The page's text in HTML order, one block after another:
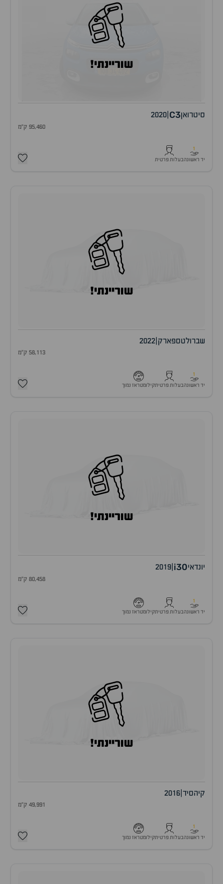
שוריינתי!
סיטרואןC3
2020
95,460 ק"מ
1
יד ראשונהבעלות פרטית
שוריינתי!
שברולטספארק 2022
58,113 ק"מ
1
יד ראשונהבעלות פרטיתקילומטראז נמוך
שוריינתי!
יונדאיi30
2019
80,458 ק"מ
1
יד ראשונהבעלות פרטיתקילומטראז נמוך
שוריינתי!
קיהסיד 2016
49,991 ק"מ
1
יד ראשונהבעלות פרטיתקילומטראז נמוך